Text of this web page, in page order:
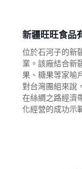
新疆旺旺食品
位於石河子的新
業。該廠結合新
果、糖果等家喻
對台灣團組來說
在絲綢之路經濟
化經營的成功示